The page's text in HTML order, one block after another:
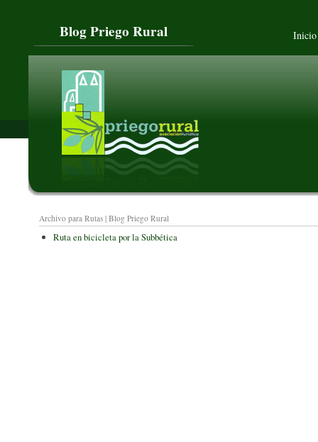
Blog Priego Rural Inicio
Archivo para Rutas | Blog Priego Rural
Ruta en bicicleta por la Subbética